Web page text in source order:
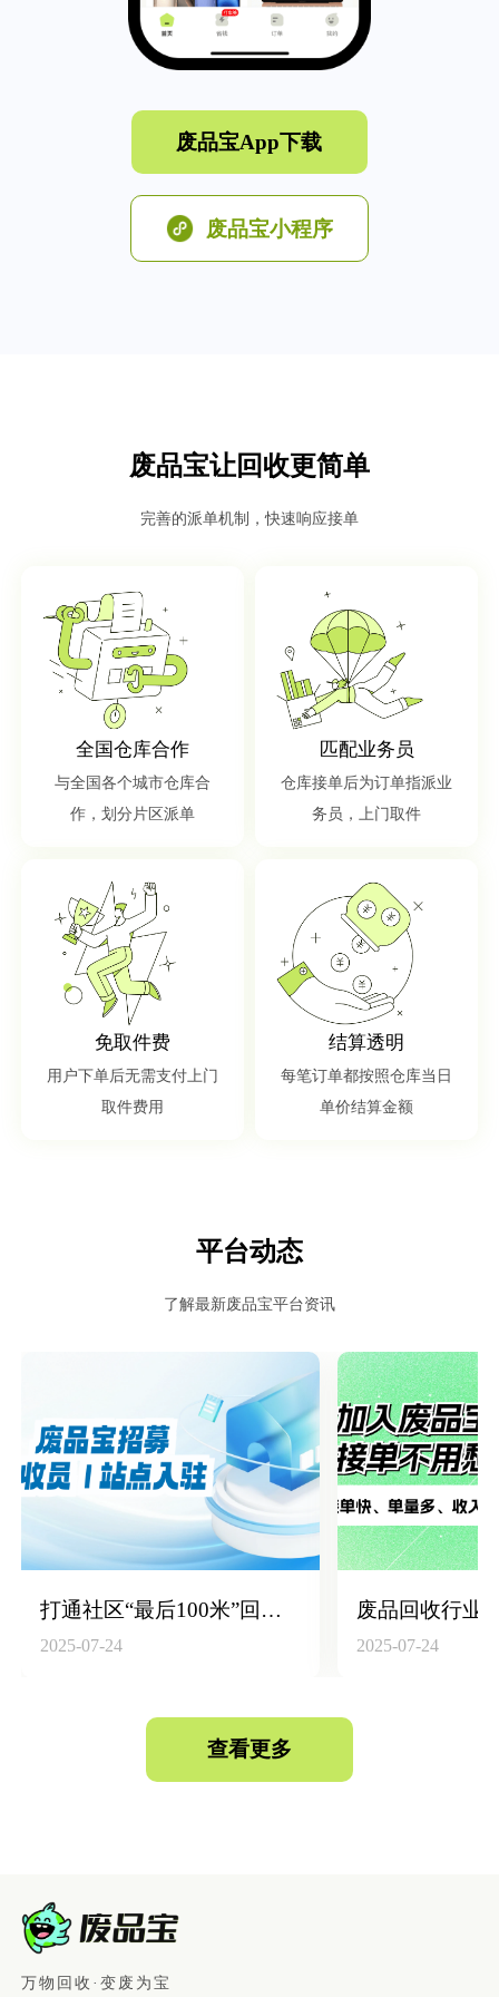
废品宝App下载
废品宝小程序
废品宝让回收更简单
完善的派单机制，快速响应接单
全国仓库合作
与全国各个城市仓库合
作，划分片区派单
匹配业务员
仓库接单后为订单指派业
务员，上门取件
免取件费
用户下单后无需支付上门
取件费用
结算透明
每笔订单都按照仓库当日
单价结算金额
平台动态
了解最新废品宝平台资讯
废品回收行业数字化升级：构建“回收员+平台+仓库”高效联动体系
2025-07-24 2025-07-24
查看更多
万物回收·变废为宝